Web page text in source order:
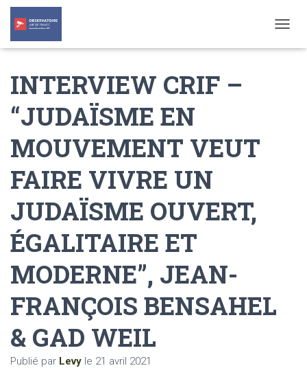
O
INTERVIEW CRIF –
“JUDAÏSME EN
MOUVEMENT VEUT
FAIRE VIVRE UN
JUDAÏSME OUVERT,
ÉGALITAIRE ET
MODERNE”, JEAN-
FRANÇOIS BENSAHEL
& GAD WEIL
Publié par Levy le 21 avril 2021